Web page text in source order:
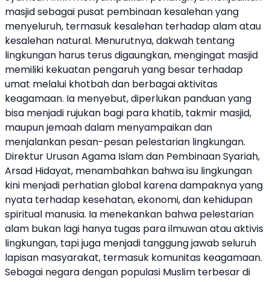
masjid sebagai pusat pembinaan kesalehan yang
menyeluruh, termasuk kesalehan terhadap alam atau
kesalehan natural. Menurutnya, dakwah tentang
lingkungan harus terus digaungkan, mengingat masjid
memiliki kekuatan pengaruh yang besar terhadap
umat melalui khotbah dan berbagai aktivitas
keagamaan. Ia menyebut, diperlukan panduan yang
bisa menjadi rujukan bagi para khatib, takmir masjid,
maupun jemaah dalam menyampaikan dan
menjalankan pesan-pesan pelestarian lingkungan.
Direktur Urusan Agama Islam dan Pembinaan Syariah,
Arsad Hidayat, menambahkan bahwa isu lingkungan
kini menjadi perhatian global karena dampaknya yang
nyata terhadap kesehatan, ekonomi, dan kehidupan
spiritual manusia. Ia menekankan bahwa pelestarian
alam bukan lagi hanya tugas para ilmuwan atau aktivis
lingkungan, tapi juga menjadi tanggung jawab seluruh
lapisan masyarakat, termasuk komunitas keagamaan.
Sebagai negara dengan populasi Muslim terbesar di